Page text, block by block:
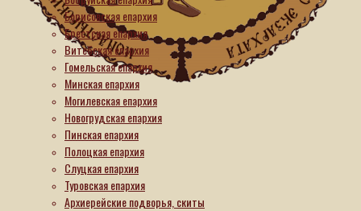
Борисовская епархия
Брестская епархия
Витебская епархия
Гомельская епархия
Минская епархия
Могилевская епархия
Новогрудская епархия
Пинская епархия
Полоцкая епархия
Слуцкая епархия
Туровская епархия
Архиерейские подворья, скиты
с
70-